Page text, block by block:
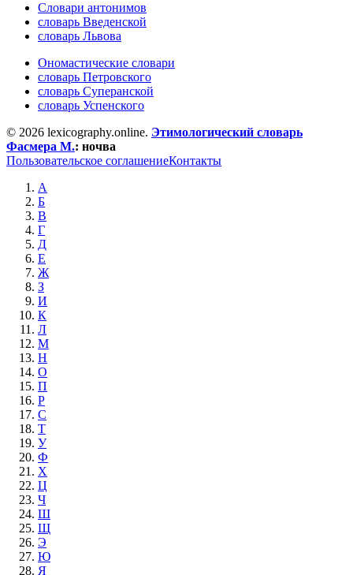
Словари антонимов
словарь Введенской
словарь Львова
Ономастические словари
словарь Петровского
словарь Суперанской
словарь Успенского
© 2026 lexicography.online. Этимологический словарь
Фасмера М.: ночва
Пользовательское соглашениеКонтакты
А
Б
В
Г
Д
Е
Ж
З
И
К
Л
М
Н
О
П
Р
С
Т
У
Ф
Х
Ц
Ч
Ш
Щ
Э
Ю
Я